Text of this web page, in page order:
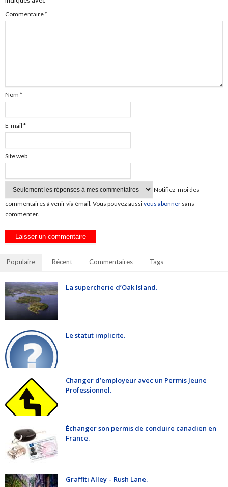
Commentaire*
Nom *
E-mail *
Site web
Notifiez-moi des
commentaires à venir via émail. Vous pouvez aussivous abonner sans
commenter.
Populaire Récent Commentaires Tags
La supercherie d’Oak Island.
Le statut implicite.
Changer d’employeur avec un Permis Jeune
Professionnel.
Échanger son permis de conduire canadien en
France.
Graffiti Alley – Rush Lane.